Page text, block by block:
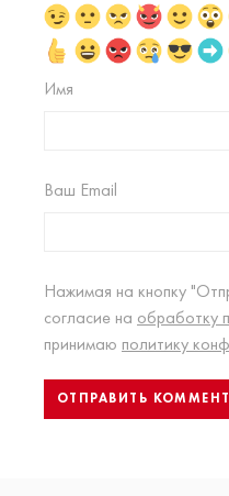
Имя
Ваш Email
Нажимая на кнопку
согласие на обработку
принимаю политику